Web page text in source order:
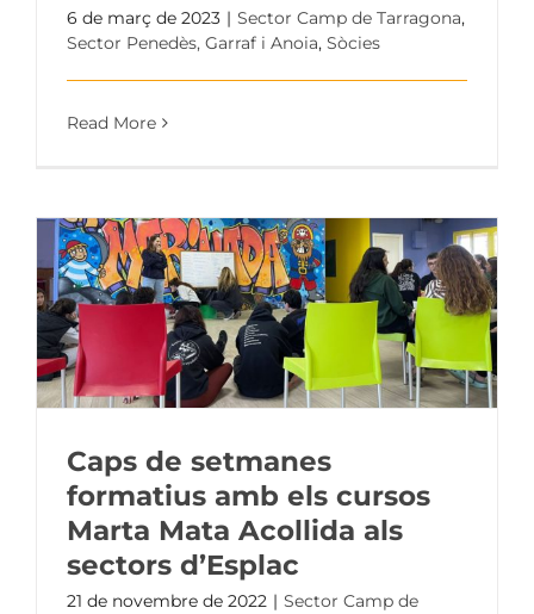
6 de març de 2023 | Sector Camp de Tarragona,
Sector Penedès, Garraf i Anoia, Sòcies
Read More
Caps de setmanes
formatius amb els cursos
Marta Mata Acollida als
sectors d’Esplac
21 de novembre de 2022 | Sector Camp de